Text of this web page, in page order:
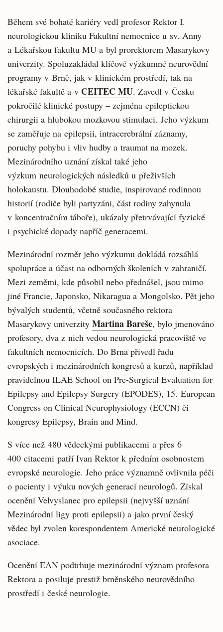
Během své bohaté kariéry vedl profesor Rektor I.
neurologickou kliniku Fakultní nemocnice u sv. Anny
a Lékařskou fakultu MU a byl prorektorem Masarykovy
univerzity. Spoluzakládal klíčové výzkumné neurovědní
programy v Brně, jak v klinickém prostředí, tak na
lékařské fakultě a v CEITEC MU. Zavedl v Česku
pokročilé klinické postupy – zejména epileptickou
chirurgii a hlubokou mozkovou stimulaci. Jeho výzkum
se zaměřuje na epilepsii, intracerebrální záznamy,
poruchy pohybu i vliv hudby a traumat na mozek.
Mezinárodního uznání získal také jeho
výzkum neurologických následků u přeživších
holokaustu. Dlouhodobé studie, inspirované rodinnou
historií (rodiče byli partyzáni, část rodiny zahynula
v koncentračním táboře), ukázaly přetrvávající fyzické
i psychické dopady napříč generacemi.
Mezinárodní rozměr jeho výzkumu dokládá rozsáhlá
spolupráce a účast na odborných školeních v zahraničí.
Mezi zeměmi, kde působil nebo přednášel, jsou mimo
jiné Francie, Japonsko, Nikaragua a Mongolsko. Pět jeho
bývalých studentů, včetně současného rektora
Masarykovy univerzity Martina Bareše, bylo jmenováno
profesory, dva z nich vedou neurologická pracoviště ve
fakultních nemocnicích. Do Brna přivedl řadu
evropských i mezinárodních kongresů a kurzů, například
pravidelnou ILAE School on Pre-Surgical Evaluation for
Epilepsy and Epilepsy Surgery (EPODES), 15. European
Congress on Clinical Neurophysiology (ECCN) či
kongresy Epilepsy, Brain and Mind.
S více než 480 vědeckými publikacemi a přes 6
400 citacemi patří Ivan Rektor k předním osobnostem
evropské neurologie. Jeho práce významně ovlivnila péči
o pacienty i výuku nových generací neurologů. Získal
ocenění Velvyslanec pro epilepsii (nejvyšší uznání
Mezinárodní ligy proti epilepsii) a jako první český
vědec byl zvolen korespondentem Americké neurologické
asociace.
Ocenění EAN podtrhuje mezinárodní význam profesora
Rektora a posiluje prestiž brněnského neurovědního
prostředí i české neurologie.